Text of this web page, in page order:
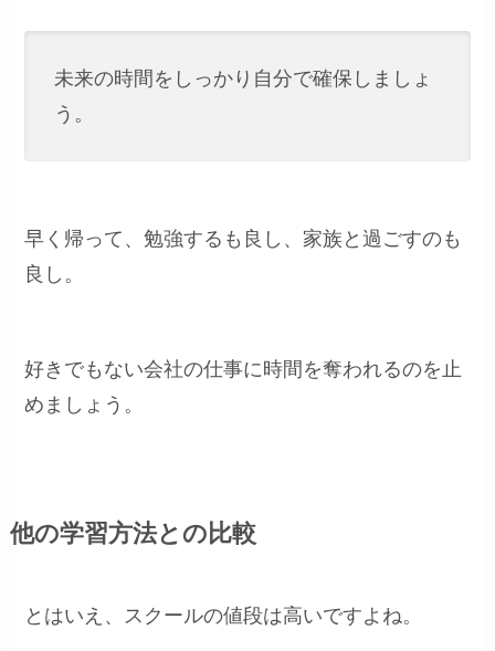
未来の時間をしっかり自分で確保しましょ
う。
早く帰って、勉強するも良し、家族と過ごすのも
良し。
好きでもない会社の仕事に時間を奪われるのを止
めましょう。
他の学習方法との比較
とはいえ、スクールの値段は高いですよね。